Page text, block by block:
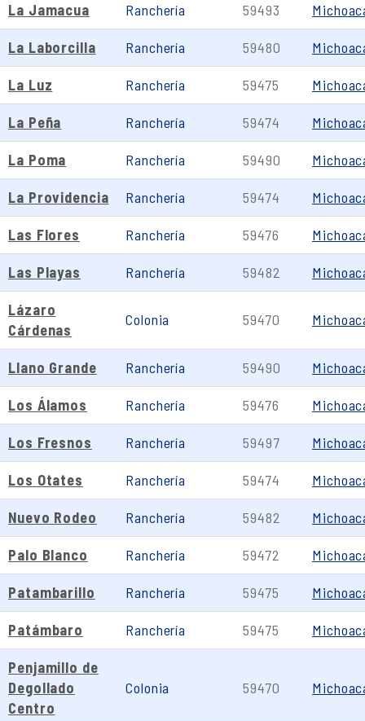
La Jamacua Ranchería 59493
La Laborcilla Ranchería 59480
La Luz Ranchería 59475
La Peña Ranchería 59474
La Poma Ranchería 59490
La Providencia Ranchería 59474
Las Flores Ranchería 59476
Las Playas Ranchería 59482
Lázaro
Cárdenas
Colonia 59470
Llano Grande Ranchería 59490
Los Álamos Ranchería 59476
Los Fresnos Ranchería 59497
Los Otates Ranchería 59474
Nuevo Rodeo Ranchería 59482
Palo Blanco Ranchería 59472
Patambarillo Ranchería 59475
Patámbaro Ranchería 59475
Penjamillo de
Degollado
Centro
Colonia 59470